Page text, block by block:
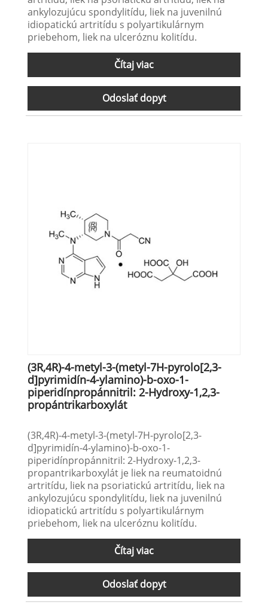
ankylozujúcu spondylitídu, liek na juvenilnú
idiopatickú artritídu s polyartikulárnym
priebehom, liek na ulceróznu kolitídu.
Čítaj viac
Odoslať dopyt
(3R,4R)-4-metyl-3-(metyl-7H-pyrolo[2,3-
d]pyrimidín-4-ylamino)-b-oxo-1-
piperidínpropánnitril: 2-Hydroxy-1,2,3-
propántrikarboxylát
(3R,4R)-4-metyl-3-(metyl-7H-pyrolo[2,3-
d]pyrimidín-4-ylamino)-b-oxo-1-
piperidínpropánnitril: 2-Hydroxy-1,2,3-
propantrikarboxylát je liek na reumatoidnú
artritídu, liek na psoriatickú artritídu, liek na
ankylozujúcu spondylitídu, liek na juvenilnú
idiopatickú artritídu s polyartikulárnym
priebehom, liek na ulceróznu kolitídu.
Čítaj viac
Odoslať dopyt